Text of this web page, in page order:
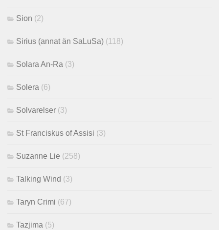
Sion (2)
Sirius (annat än SaLuSa) (118)
Solara An-Ra (3)
Solera (6)
Solvarelser (3)
St Franciskus of Assisi (3)
Suzanne Lie (258)
Talking Wind (3)
Taryn Crimi (67)
Tazjima (5)